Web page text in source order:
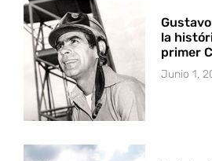
la
primer
Junio 1,